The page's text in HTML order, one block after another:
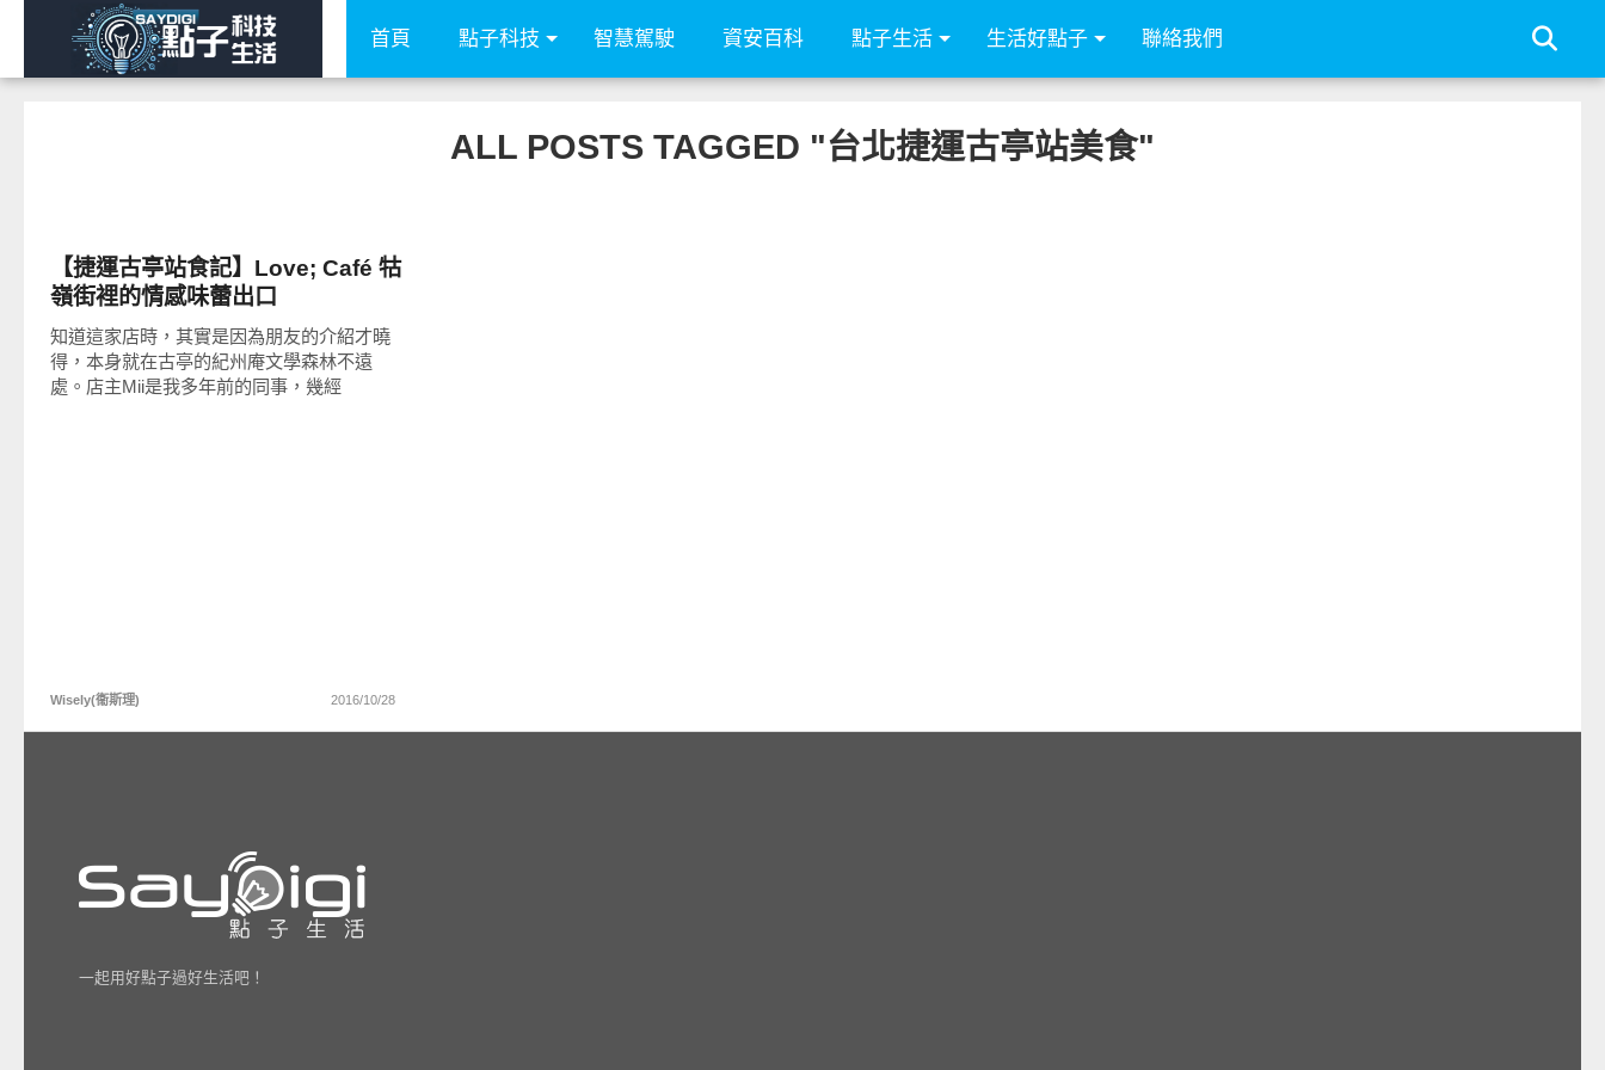
首頁 點子科技 智慧駕駛 資安百科 點子生活 生活好點子 聯絡我們
ALL POSTS TAGGED "台北捷運古亭站美食"
【捷運古亭站食記】Love; Café 牯
嶺街裡的情感味蕾出口
知道這家店時，其實是因為朋友的介紹才曉
得，本身就在古亭的紀州庵文學森林不遠
處。店主Mii是我多年前的同事，幾經
Wisely(衞斯理) 2016/10/28
一起用好點子過好生活吧！